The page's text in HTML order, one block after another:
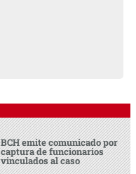
BCH emite comunicado por
captura de funcionarios
vinculados al caso